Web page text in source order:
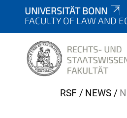
UNIVERSITÄT BONN
FACULTY OF LAW AND
Y
RSF NEWS